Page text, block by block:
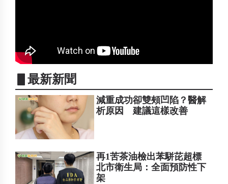
▋最新新聞
減重成功卻雙頰凹陷？醫解
析原因 建議這樣改善
再1苦茶油檢出苯駢芘超標
北市衛生局：全面預防性下
架